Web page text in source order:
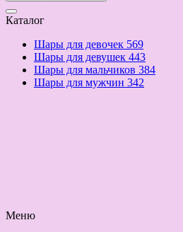
Каталог
Шары для девочек 569
Шары для девушек 443
Шары для мальчиков 384
Шары для мужчин 342
Меню